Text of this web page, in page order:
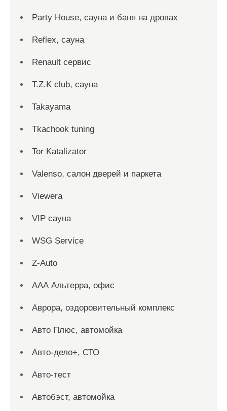
Party House, сауна и баня на дровах
Reflex, сауна
Renault сервис
T.Z.K club, сауна
Takayama
Tkachook tuning
Tor Katalizator
Valenso, салон дверей и паркета
Viewera
VIP сауна
WSG Service
Z-Auto
ААА Альтерра, офис
Аврора, оздоровительный комплекс
Авто Плюс, автомойка
Авто-дело+, СТО
Авто-тест
Автобэст, автомойка